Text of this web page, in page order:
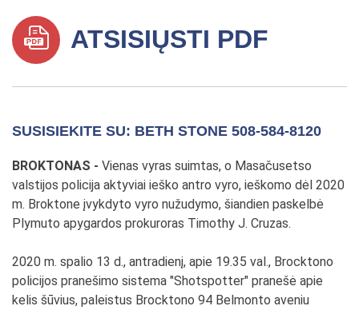
ATSISIŲSTI PDF
SUSISIEKITE SU: BETH STONE 508-584-8120
BROKTONAS - Vienas vyras suimtas, o Masačusetso
valstijos policija aktyviai ieško antro vyro, ieškomo dėl 2020
m. Broktone įvykdyto vyro nužudymo, šiandien paskelbė
Plymuto apygardos prokuroras Timothy J. Cruzas.
2020 m. spalio 13 d., antradienį, apie 19.35 val., Brocktono
policijos pranešimo sistema "Shotspotter" pranešė apie
kelis šūvius, paleistus Brocktono 94 Belmonto aveniu